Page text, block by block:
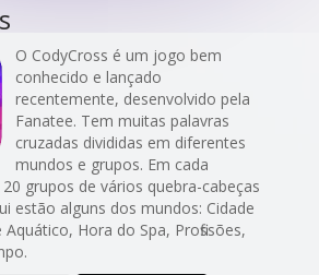
O CodyCross é um jogo bem
conhecido e lançado
recentemente, desenvolvido pela
Fanatee. Tem muitas palavras
cruzadas divididas em diferentes
mundos e grupos. Em cada
grupos de vários quebra-cabeças
estão alguns dos mundos: Cidade
Hora do Spa, Profissões,